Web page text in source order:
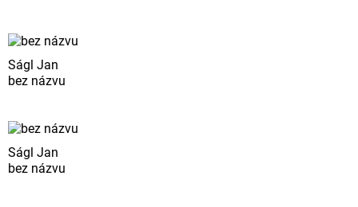
Ságl Jan
bez názvu
Ságl Jan
bez názvu